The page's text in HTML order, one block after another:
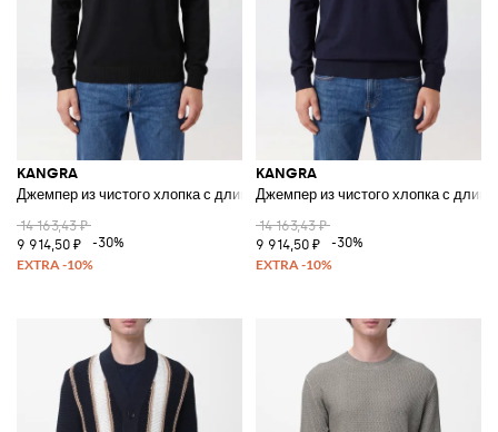
KANGRA
Джемпер из чистого хлопка с длинными рукавами и круглым вырезом
14 163,43 ₽
9 914,50 ₽
-30%
KANGRA
Джемпер из чистого хлопка с
14 163,43 ₽
9 914,50 ₽
-30%